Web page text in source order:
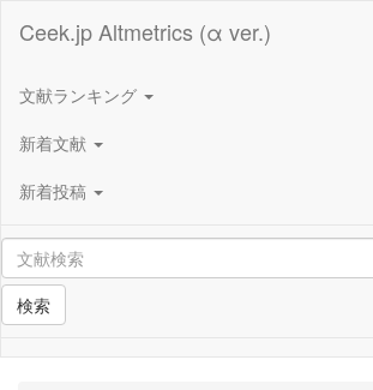
Ceek.jp Altmetrics (α ver.)
文献ランキング
新着文献
新着投稿
検索